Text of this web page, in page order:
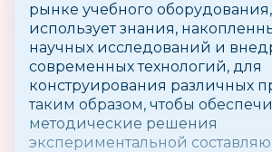
рынке учебного оборудования,
использует знания,
научных исследований и
современных технологий, для
конструирования различных
таким образом, чтобы
методические решения
экспериментальной